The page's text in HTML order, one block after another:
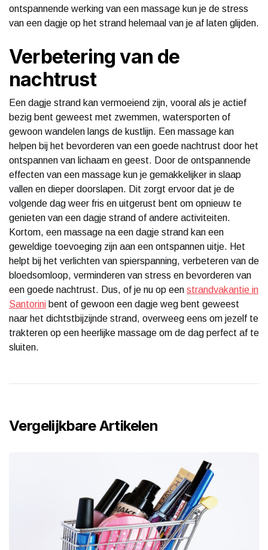
ontspannende werking van een massage kun je de stress
van een dagje op het strand helemaal van je af laten glijden.
Verbetering van de
nachtrust
Een dagje strand kan vermoeiend zijn, vooral als je actief
bezig bent geweest met zwemmen, watersporten of
gewoon wandelen langs de kustlijn. Een massage kan
helpen bij het bevorderen van een goede nachtrust door het
ontspannen van lichaam en geest. Door de ontspannende
effecten van een massage kun je gemakkelijker in slaap
vallen en dieper doorslapen. Dit zorgt ervoor dat je de
volgende dag weer fris en uitgerust bent om opnieuw te
genieten van een dagje strand of andere activiteiten.
Kortom, een massage na een dagje strand kan een
geweldige toevoeging zijn aan een ontspannen uitje. Het
helpt bij het verlichten van spierspanning, verbeteren van de
bloedsomloop, verminderen van stress en bevorderen van
een goede nachtrust. Dus, of je nu op een strandvakantie in
Santorini bent of gewoon een dagje weg bent geweest
naar het dichtstbijzijnde strand, overweeg eens om jezelf te
trakteren op een heerlijke massage om de dag perfect af te
sluiten.
Vergelijkbare Artikelen